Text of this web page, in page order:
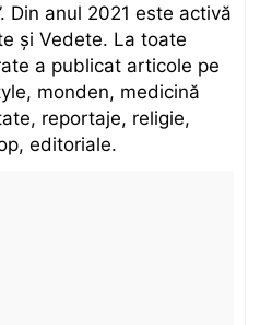
Din anul 2021 este activă
și Vedete. La toate
a publicat articole pe
monden, medicină
reportaje, religie,
editoriale.